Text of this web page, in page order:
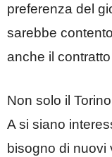
preferenza del
sarebbe
anche il
Non solo il
A si siano
bisogno di nuovi